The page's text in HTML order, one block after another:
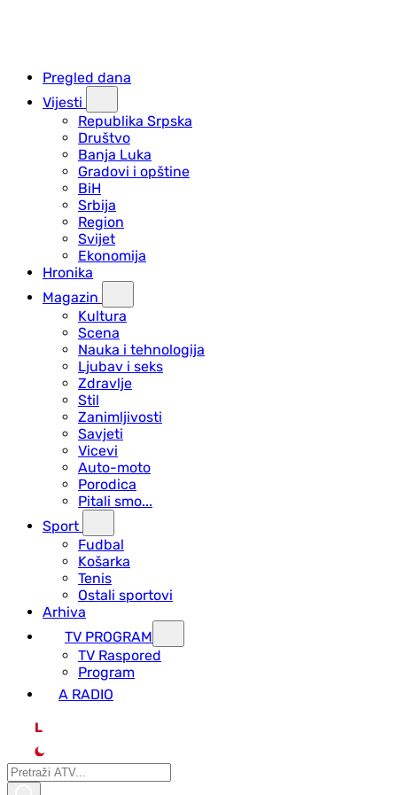
Pregled dana
Vijesti
Republika Srpska
Društvo
Banja Luka
Gradovi i opštine
BiH
Srbija
Region
Svijet
Ekonomija
Hronika
Magazin
Kultura
Scena
Nauka i tehnologija
Ljubav i seks
Zdravlje
Stil
Zanimljivosti
Savjeti
Vicevi
Auto-moto
Porodica
Pitali smo...
Sport
Fudbal
Košarka
Tenis
Ostali sportovi
Arhiva
TV PROGRAM
ТV Raspored
Program
A RADIO
L